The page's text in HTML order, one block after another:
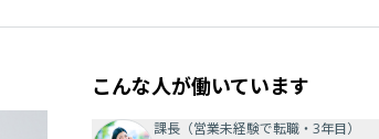
こんな人が働いています
課長（営業未経験で転職・3年目）